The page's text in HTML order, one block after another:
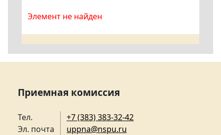
Элемент не найден
Приемная комиссия
Тел.
Эл. почта
+7 (383) 383-32-42
uppna@nspu.ru